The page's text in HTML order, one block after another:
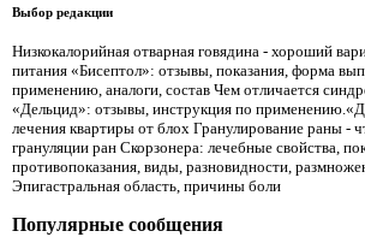
Выбор редакции
Низкокалорийная отварная говядина - хороший
питания «Бисептол»: отзывы, показания, форма
применению, аналоги, состав Чем отличается
«Дельцид»: отзывы, инструкция по
лечения квартиры от блох Гранулирование раны -
грануляции ран Скорзонера: лечебные свойства,
противопоказания, виды, разновидности,
Эпигастральная область, причины боли
Популярные сообщения